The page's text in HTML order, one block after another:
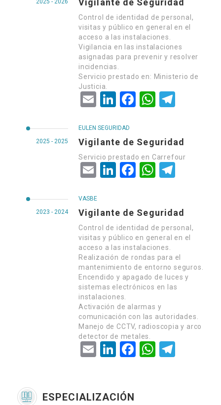
Control de identidad de personal,
visitas y público en general en el
acceso a las instalaciones.
Vigilancia en las instalaciones
asignadas para prevenir y resolver
incidencias.
Servicio prestado en: Ministerio de
Justicia.
Email LinkedIn FacebookWhatsApp
2025 - 2025
EULEN SEGURIDAD
Vigilante de Seguridad
Servicio prestado en Carrefour
Email LinkedIn FacebookWhatsApp
2023 - 2024
VASBE
Vigilante de Seguridad
Control de identidad de personal,
visitas y público en general en el
acceso a las instalaciones.
Realización de rondas para el
mantenimiento de entorno seguros.
Encendido y apagado de luces y
sistemas electrónicos en las
instalaciones.
Activación de alarmas y
comunicación con las autoridades.
Manejo de CCTV, radioscopia y arco
detector de metales.
Email LinkedIn FacebookWhatsApp
ESPECIALIZACIÓN